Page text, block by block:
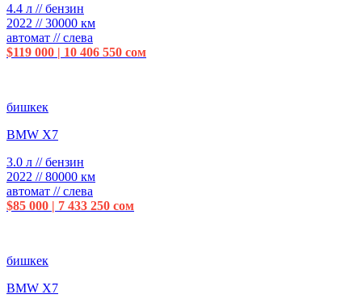
4.4 л // бензин
2022 // 30000 км
автомат // слева
$119 000 | 10 406 550 сом
бишкек
BMW X7
3.0 л // бензин
2022 // 80000 км
автомат // слева
$85 000 | 7 433 250 сом
бишкек
BMW X7